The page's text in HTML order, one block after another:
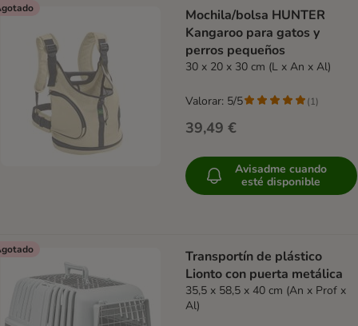
Mochila/bolsa HUNTER
Kangaroo para gatos y
perros pequeños
30 x 20 x 30 cm (L x An x Al)
39,49 €
Valorar: 5/5 (1)
Avisadme cuando
esté disponible
Transportín de plástico
Lionto con puerta metálica
35,5 x 58,5 x 40 cm (An x Prof x
Al)